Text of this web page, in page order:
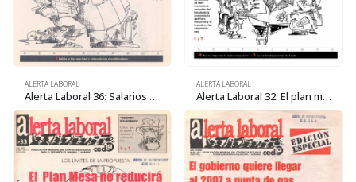
ALERTA LABORAL
Alerta Laboral 36: Salarios en caída y más despidos de trabajadores
ALERTA LABORAL
Alerta Laboral 32: El plan mesa no reducirá la desocupación